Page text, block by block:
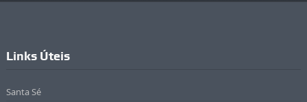
Links Úteis
Santa Sé